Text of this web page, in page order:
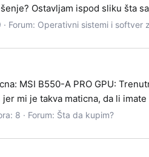
Ostavljam ispod sliku šta
Forum: Operativni sistemi i softver
MSI B550-A PRO GPU:
mi je takva maticna, da li
8 Forum: Šta da kupim?